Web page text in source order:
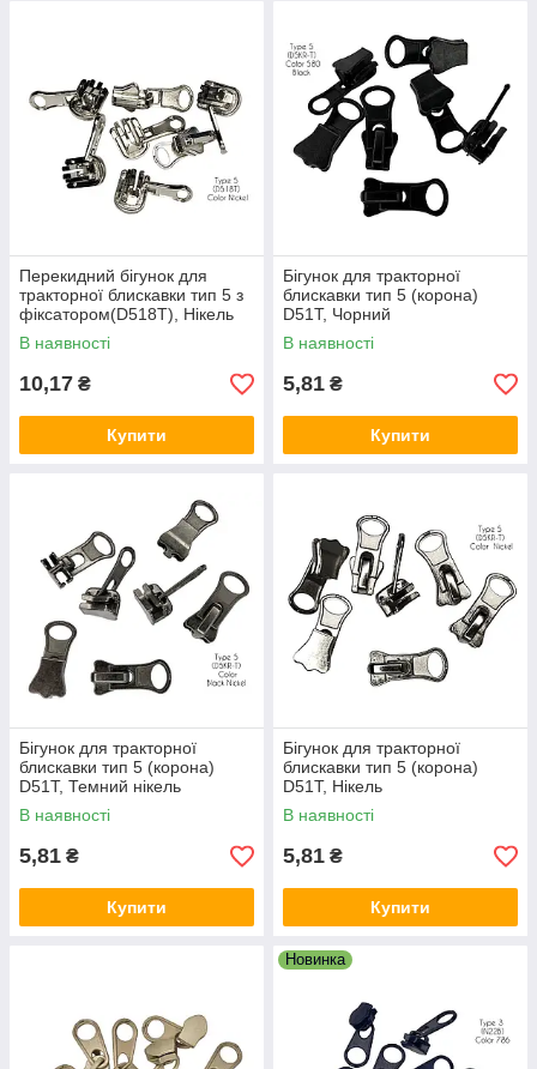
Перекидний бігунок для
тракторної блискавки тип 5 з
фіксатором(D518T), Нікель
В наявності
10,17 ₴
Купити
Бігунок для тракторної
блискавки тип 5 (корона)
D51T, Чорний
В наявності
5,81 ₴
Купити
Бігунок для тракторної
блискавки тип 5 (корона)
D51T, Темний нікель
В наявності
5,81 ₴
Купити
Бігунок для тракторної
блискавки тип 5 (корона)
D51T, Нікель
В наявності
5,81 ₴
Купити
Новинка